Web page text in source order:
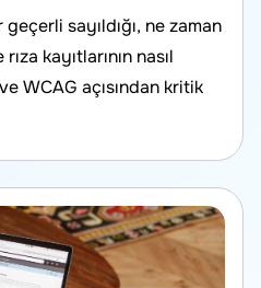
sayıldığı, ne zaman
kayıtlarının nasıl
WCAG açısından kritik